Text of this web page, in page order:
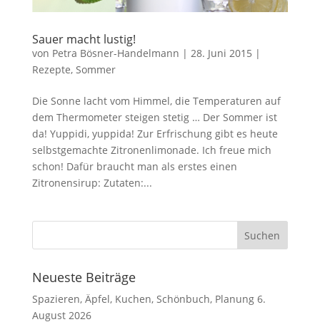
Sauer macht lustig!
von Petra Bösner-Handelmann | 28. Juni 2015 |
Rezepte, Sommer
Die Sonne lacht vom Himmel, die Temperaturen auf
dem Thermometer steigen stetig … Der Sommer ist
da! Yuppidi, yuppida! Zur Erfrischung gibt es heute
selbstgemachte Zitronenlimonade. Ich freue mich
schon! Dafür braucht man als erstes einen
Zitronensirup: Zutaten:...
Neueste Beiträge
Spazieren, Äpfel, Kuchen, Schönbuch, Planung 6.
August 2026